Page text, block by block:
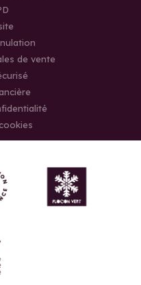
de vente